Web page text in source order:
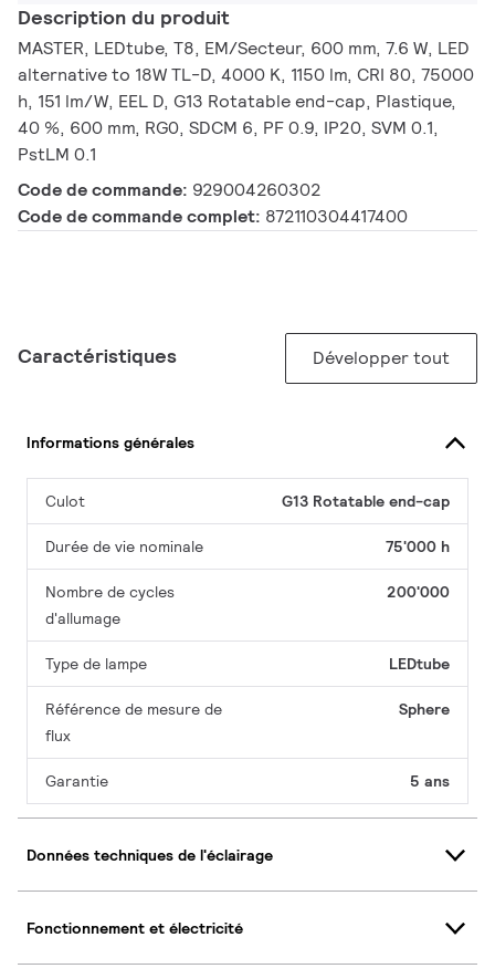
Description du produit
MASTER, LEDtube, T8, EM/Secteur, 600 mm, 7.6 W, LED
alternative to 18W TL-D, 4000 K, 1150 lm, CRI 80, 75000
h, 151 lm/W, EEL D, G13 Rotatable end-cap, Plastique,
40 %, 600 mm, RG0, SDCM 6, PF 0.9, IP20, SVM 0.1,
PstLM 0.1
Code de commande: 929004260302
Code de commande complet: 872110304417400
Caractéristiques Développer tout
Informations générales
Culot G13 Rotatable end-cap
Durée de vie nominale 75'000 h
Nombre de cycles
d'allumage
200'000
Type de lampe LEDtube
Référence de mesure de
flux
Sphere
Garantie 5 ans
Données techniques de l'éclairage
Fonctionnement et électricité